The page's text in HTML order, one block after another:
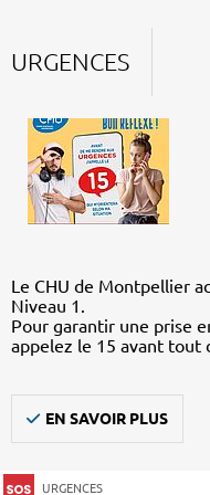
URGENCES
Le CHU de Montpellier
Niveau 1.
Pour garantir une prise
appelez le 15 avant tout
EN SAVOIR PLUS
URGENCES